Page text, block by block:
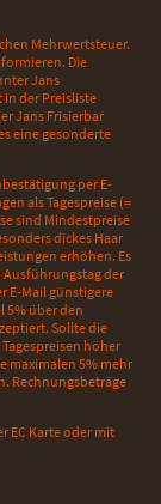
Mehrwertsteuer.
Die
Jans
in der Preisliste
Jans Frisierbar
eine gesonderte
per E-
als Tagespreise (=
sind Mindestpreise
dickes Haar
erhöhen. Es
Ausführungstag der
E-Mail günstigere
5% über den
Sollte die
höher
maximalen 5% mehr
Rechnungsbeträge
EC Karte oder mit